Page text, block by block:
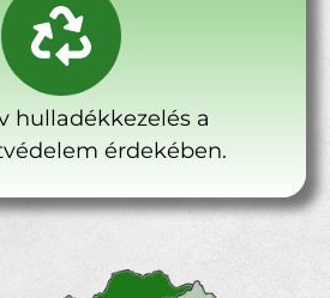
hulladékkezelés a
érdekében.